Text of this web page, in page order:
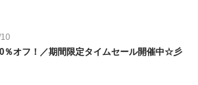
％オフ！／期間限定タイムセール開催中☆彡